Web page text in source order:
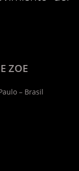
ZOE
– Brasil